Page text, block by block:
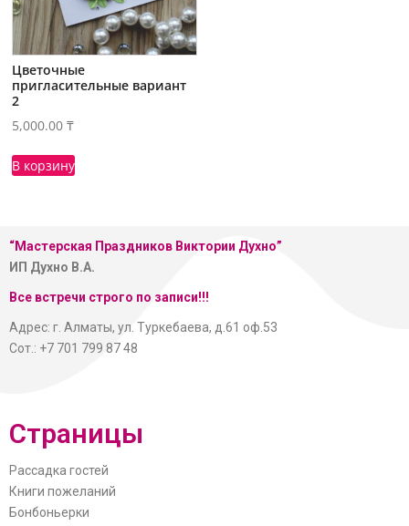
Цветочные
пригласительные вариант
2
5,000.00₸
В корзину
“Мастерская Праздников Виктории Духно”
ИП Духно В.А.
Все встречи строго по записи!!!
Адрес: г. Алматы, ул. Туркебаева, д.61 оф.53
Сот.: +7 701 799 87 48
Страницы
Рассадка гостей
Книги пожеланий
Бонбоньерки